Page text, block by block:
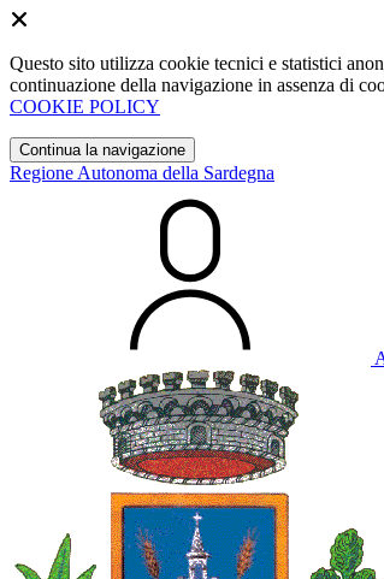
Questo sito utilizza cookie tecnici e statistici
continuazione della navigazione in assenza di
COOKIE POLICY
Continua la navigazione
Regione Autonoma della Sardegna